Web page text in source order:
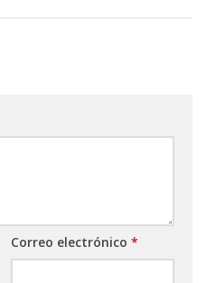
Correo electrónico *